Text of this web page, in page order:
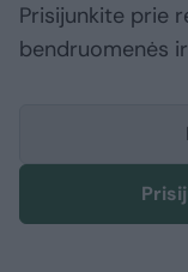
Prisijunkite prie
bendruomenės